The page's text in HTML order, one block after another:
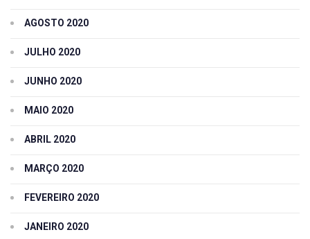
AGOSTO 2020
JULHO 2020
JUNHO 2020
MAIO 2020
ABRIL 2020
MARÇO 2020
FEVEREIRO 2020
JANEIRO 2020